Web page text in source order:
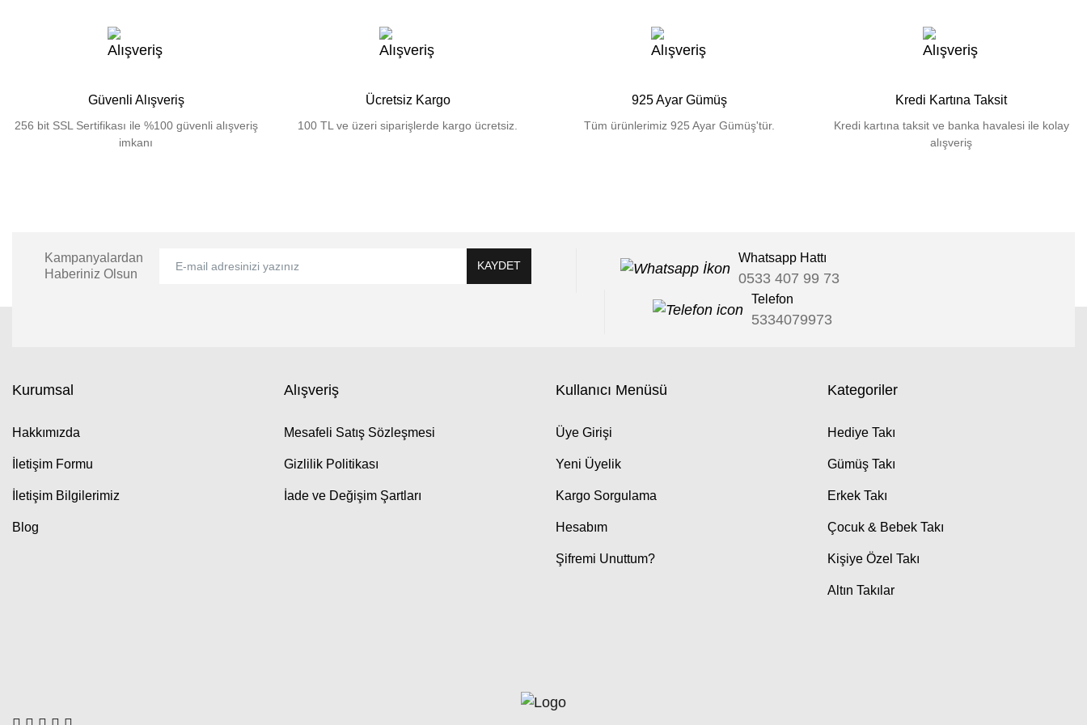
Güvenli Alışveriş
256 bit SSL Sertifikası ile %100 güvenli alışveriş
imkanı
Ücretsiz Kargo
100 TL ve üzeri siparişlerde kargo ücretsiz.
925 Ayar Gümüş
Tüm ürünlerimiz 925 Ayar Gümüş'tür.
Kredi Kartına Taksit
Kredi kartına taksit ve banka havalesi ile kolay
alışveriş
Kampanyalardan
Haberiniz Olsun
KAYDET
Whatsapp Hattı
0533 407 99 73
Telefon
5334079973
Kurumsal
Hakkımızda
İletişim Formu
İletişim Bilgilerimiz
Blog
Alışveriş
Mesafeli Satış Sözleşmesi
Gizlilik Politikası
İade ve Değişim Şartları
Kullanıcı Menüsü
Üye Girişi
Yeni Üyelik
Kargo Sorgulama
Hesabım
Şifremi Unuttum?
Kategoriler
Hediye Takı
Gümüş Takı
Erkek Takı
Çocuk & Bebek Takı
Kişiye Özel Takı
Altın Takılar